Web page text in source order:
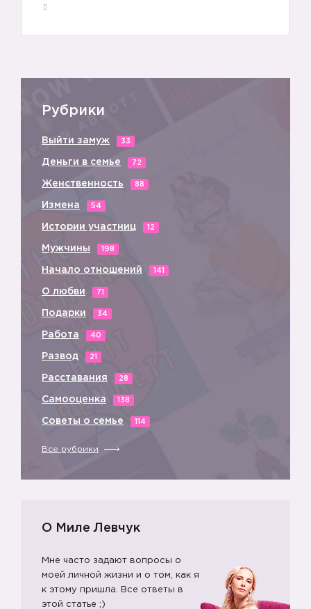
Рубрики
Выйти замуж 33
Деньги в семье 72
Женственность 88
Измена 54
Истории участниц 12
Мужчины 198
Начало отношений 141
О любви 71
Подарки 34
Работа 40
Развод 21
Расставания 28
Самооценка 138
Советы о семье 114
Все рубрики
О Миле Левчук
Мне часто задают вопросы о
моей личной жизни и о том, как я
к этому пришла. Все ответы в
этой статье ;)